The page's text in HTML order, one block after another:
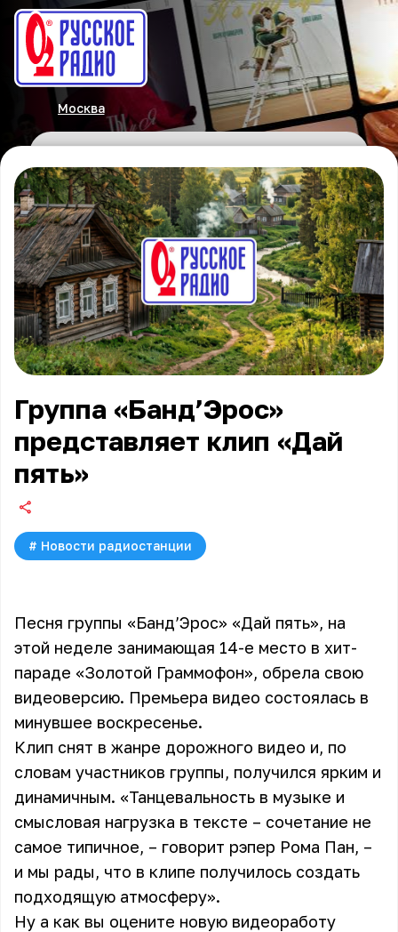
Москва
Группа «Банд’Эрос»
представляет клип «Дай
пять»
# Новости радиостанции
Песня группы «Банд’Эрос» «Дай пять», на
этой неделе занимающая 14-е место в хит-
параде «Золотой Граммофон», обрела свою
видеоверсию. Премьера видео состоялась в
минувшее воскресенье.
Клип снят в жанре дорожного видео и, по
словам участников группы, получился ярким и
динамичным. «Танцевальность в музыке и
смысловая нагрузка в тексте – сочетание не
самое типичное, – говорит рэпер Рома Пан, –
и мы рады, что в клипе получилось создать
подходящую атмосферу».
Ну а как вы оцените новую видеоработу